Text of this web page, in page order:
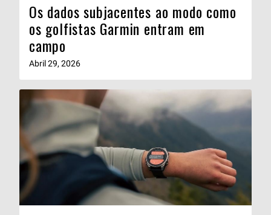
Os dados subjacentes ao modo como
os golfistas Garmin entram em
campo
Abril 29, 2026